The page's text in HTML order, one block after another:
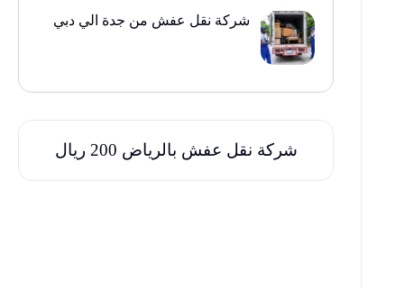
شركة نقل عفش من جدة الي دبي
شركة نقل عفش بالرياض 200 ريال